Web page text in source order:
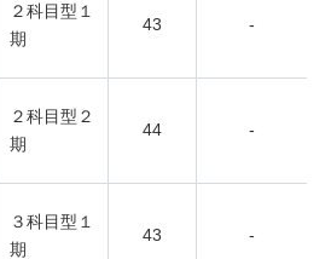
２科目型１
期
43 -
２科目型２
期
44 -
３科目型１
期
43 -